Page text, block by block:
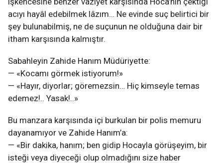
acıyı hayâl edebilmek lâzım… Ne evinde suç belirtici bir
şey bulunabilmiş, ne de suçunun ne olduğuna dair bir
itham karşısında kalmıştır.
Sabahleyin Zahide Hanım Müdüriyette:
— «Kocamı görmek istiyorum!»
— «Hayır, diyorlar; göremezsin… Hiç kimseyle temas
edemez!.. Yasak!..»
Bu manzara karşısında içi burkulan bir polis memuru
dayanamıyor ve Zahide Hanım’a:
— «Bir dakika, hanım; ben gidip Hocayla görüşeyim, bir
isteği veya diyeceği olup olmadığını size haber